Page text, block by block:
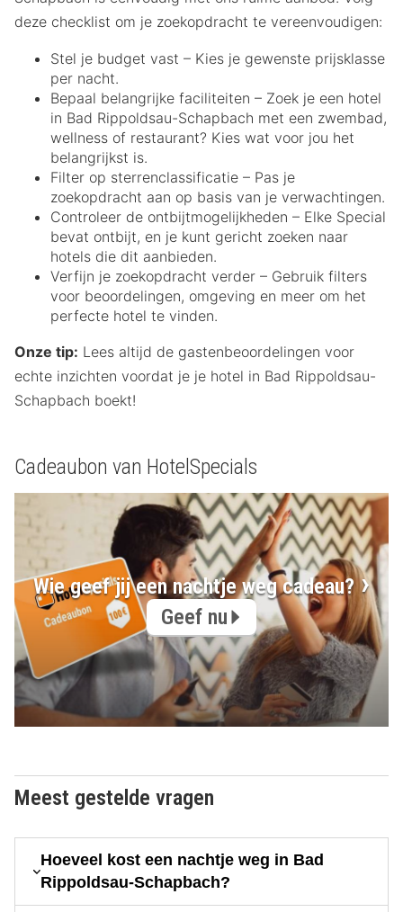
deze checklist om je zoekopdracht te vereenvoudigen:
Stel je budget vast – Kies je gewenste prijsklasse
per nacht.
Bepaal belangrijke faciliteiten – Zoek je een hotel
in Bad Rippoldsau-Schapbach met een zwembad,
wellness of restaurant? Kies wat voor jou het
belangrijkst is.
Filter op sterrenclassificatie – Pas je
zoekopdracht aan op basis van je verwachtingen.
Controleer de ontbijtmogelijkheden – Elke Special
bevat ontbijt, en je kunt gericht zoeken naar
hotels die dit aanbieden.
Verfijn je zoekopdracht verder – Gebruik filters
voor beoordelingen, omgeving en meer om het
perfecte hotel te vinden.
Onze tip: Lees altijd de gastenbeoordelingen voor
echte inzichten voordat je je hotel in Bad Rippoldsau-
Schapbach boekt!
Cadeaubon van HotelSpecials
Wie geef jij een nachtje weg cadeau?
Geef nu
Meest gestelde vragen
Hoeveel kost een nachtje weg in Bad
Rippoldsau-Schapbach?